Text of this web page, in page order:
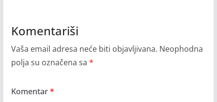
Komentariši
Vaša email adresa neće biti objavljivana. Neophodna
polja su označena sa *
Komentar*